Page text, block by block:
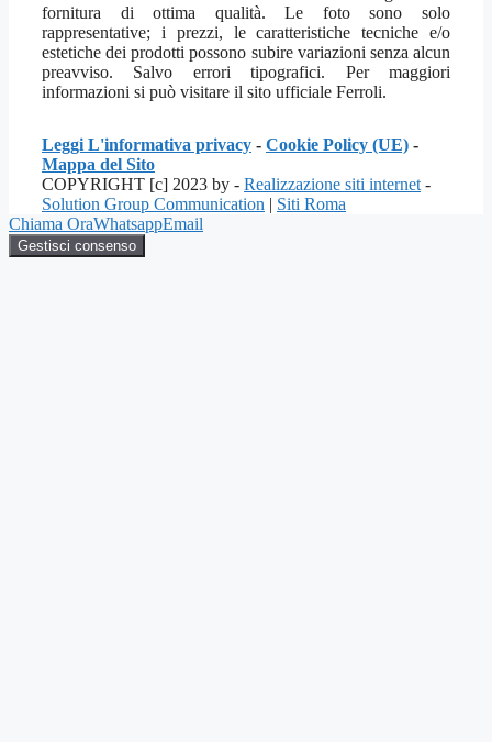
fornitura di ottima qualità. Le foto sono solo
rappresentative; i prezzi, le caratteristiche tecniche e/o
estetiche dei prodotti possono subire variazioni senza alcun
preavviso. Salvo errori tipografici. Per maggiori
informazioni si può visitare il sito ufficiale Ferroli.
Leggi L'informativa privacy - Cookie Policy (UE) -
Mappa del Sito
COPYRIGHT [c] 2023 by - Realizzazione siti internet -
Solution Group Communication | Siti Roma
Chiama OraWhatsappEmail
Gestisci consenso